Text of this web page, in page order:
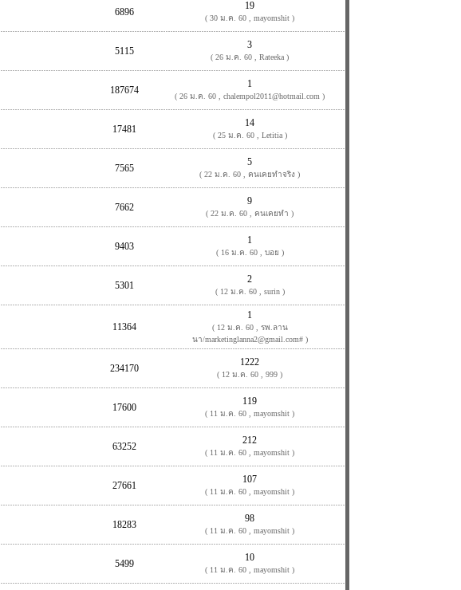
6896
19
( 30 ม.ค. 60 , mayomshit )
5115
3
( 26 ม.ค. 60 , Rateeka )
187674
1
( 26 ม.ค. 60 , chalempol2011@hotmail.com )
17481
14
( 25 ม.ค. 60 , Letitia )
7565
5
( 22 ม.ค. 60 , คนเคยทำจริง )
7662
9
( 22 ม.ค. 60 , คนเคยทำ )
9403
1
( 16 ม.ค. 60 , บอย )
5301
2
( 12 ม.ค. 60 , surin )
11364
1
( 12 ม.ค. 60 , รพ.ลาน
นา/marketinglanna2@gmail.com# )
234170
1222
( 12 ม.ค. 60 , 999 )
17600
119
( 11 ม.ค. 60 , mayomshit )
63252
212
( 11 ม.ค. 60 , mayomshit )
27661
107
( 11 ม.ค. 60 , mayomshit )
18283
98
( 11 ม.ค. 60 , mayomshit )
5499
10
( 11 ม.ค. 60 , mayomshit )